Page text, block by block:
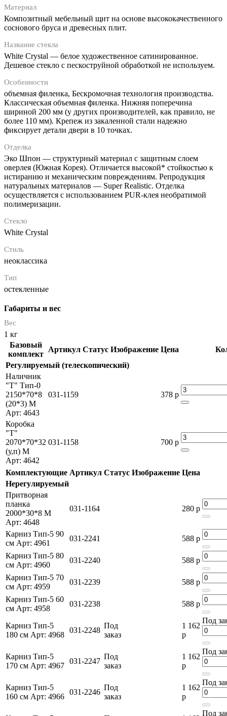
Материал
Композитный мебельный щит на основе высококачественного
соснового бруса и древесных плит.
Название стекла
White Сrystal — белое художественное сатинированное.
Дешевое стекло с пескоструйной обработкой не используем.
Особенности
объемная филенка, Бескромочная технология производства.
Классическая объемная филенка. Нижняя поперечина
шириной 200 мм (у других производителей, как правило, не
более 110 мм). Крепеж из закаленной стали надежно
фиксирует детали двери в 10 точках.
Отделка
Эко Шпон — структурный материал с защитным слоем
оверлея (Южная Корея). Отличается высокой* стойкостью к
истиранию и механическим повреждениям. Репродукция
натуральных материалов — Super Realistic. Отделка
осуществляется с использованием PUR-клея необратимой
полимеризации.
Стекло
White Сrystal
Стиль
неоклассика
Тип
остекленные
Габариты и вес
Вес
1 кг
Базовый
комплект
Артикул Статус Изображение Цена
Регулируемый (телескопический)
Наличник
"Т" Тип-0
2150*70*8
(20*3) М
Арт: 4643
031-1159 378 р
Коробка
"Т"
2070*70*32
(у,п) М
Арт: 4642
031-1158 700 р
Комплектующие Артикул Статус Изображение Цена
Нерегулируемый
Притворная
планка
2000*30*8 М
Арт: 4648
031-1164 280 р
Карниз Тип-5 90
см Арт: 4961
031-2241
588 р
Карниз Тип-5 80
см Арт: 4960
031-2240
588 р
Карниз Тип-5 70
см Арт: 4959
031-2239
588 р
Карниз Тип-5 60
см Арт: 4958
031-2238 588 р
Карниз Тип-5
180 см Арт: 4968
031-2248
Под
заказ
1 162
р
Под
Карниз Тип-5
170 см Арт: 4967
031-2247
Под
заказ
1 162
р
Под
Карниз Тип-5
160 см Арт: 4966
031-2246
Под
заказ
1 162
р
Под
Под